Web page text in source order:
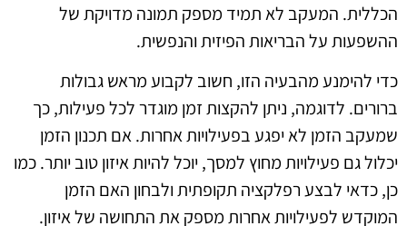
הכללית. המעקב לא תמיד מספק תמונה מדויקת של
ההשפעות על הבריאות הפיזית והנפשית.
כדי להימנע מהבעיה הזו, חשוב לקבוע מראש גבולות
ברורים. לדוגמה, ניתן להקצות זמן מוגדר לכל פעילות, כך
שמעקב הזמן לא יפגע בפעילויות אחרות. אם תכנון הזמן
יכלול גם פעילויות מחוץ למסך, יוכל להיות איזון טוב יותר. כמו
כן, כדאי לבצע רפלקציה תקופתית ולבחון האם הזמן
המוקדש לפעילויות אחרות מספק את התחושה של איזון.